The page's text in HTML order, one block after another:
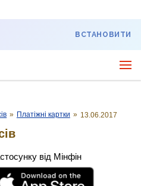
ВСТАНОВИТИ
» Платіжні картки » 13.06.2017
від Мінфін